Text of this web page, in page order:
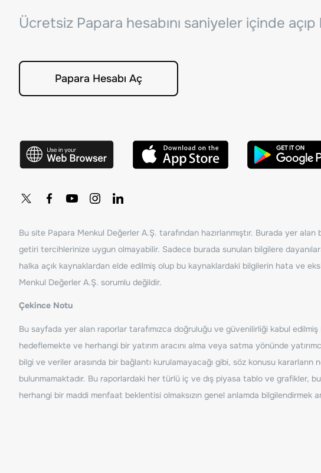
Ücretsiz Papara hesabını saniyeler içinde
Papara Hesabı Aç
Bu site Papara Menkul Değerler A.Ş. tarafından hazırlanmıştır. Burada yer
getiri tercihlerinize uygun olmayabilir. Sadece burada sunulan bilgilere
halka açık kaynaklardan elde edilmiş olup bu kaynaklardaki bilgilerin hata ve
Menkul Değerler A.Ş. sorumlu değildir.
Çekince Notu
Bu sayfada yer alan raporlar tarafımızca doğruluğu ve güvenilirliği kabul edilmiş
hedeflemekte ve herhangi bir yatırım aracını alma veya satma yönünde
bilgi ve veriler arasında bir bağlantı kurulamayacağı gibi, söz konusu
bulunmamaktadır. Bu raporlardaki her türlü iç ve dış piyasa tablo ve grafikler,
herhangi bir maddi menfaat beklentisi olmaksızın genel anlamda bilgilendirmek